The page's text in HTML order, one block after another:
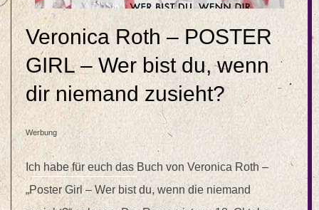
Veronica Roth – POSTER
GIRL – Wer bist du, wenn
dir niemand zusieht?
Werbung
Ich habe für euch das Buch von Veronica Roth –
„Poster Girl – Wer bist du, wenn die niemand